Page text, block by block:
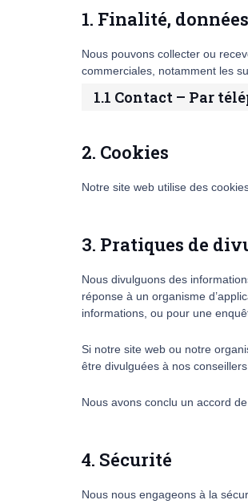
1. Finalité,
Nous pouvons collecter ou
commerciales, notamment les
1.1 Contact – Par
2. Cookies
Notre site web utilise des
3. Pratiques de
Nous divulguons des
réponse à un organisme
informations, ou pour une
Si notre site web ou notre
être divulguées à nos
Nous avons conclu un accord
4. Sécurité
Nous nous engageons à la